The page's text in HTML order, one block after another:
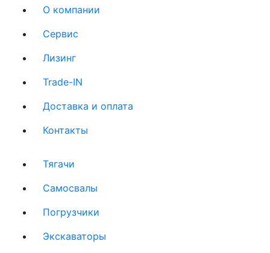
О компании
Сервис
Лизинг
Trade-IN
Доставка и оплата
Контакты
Тягачи
Cамосвалы
Погрузчики
Экскаваторы